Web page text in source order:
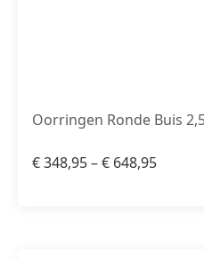
Oorringen Ronde Buis
€348,95–€ 648,95